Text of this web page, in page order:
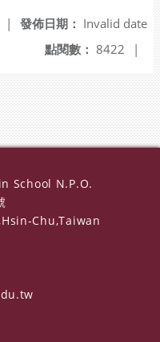
發佈日期： Invalid date
|
點閱數： 8422 |
School N.P.O.
Chu,Taiwan